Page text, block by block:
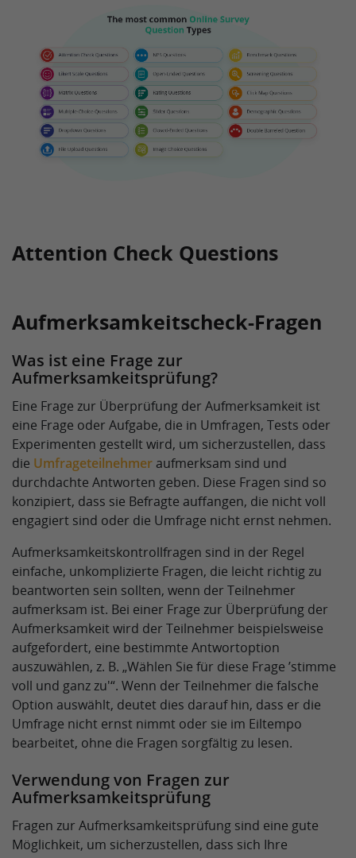
Attention Check Questions
Aufmerksamkeitscheck-Fragen
Was ist eine Frage zur
Aufmerksamkeitsprüfung?
Eine Frage zur Überprüfung der Aufmerksamkeit ist
eine Frage oder Aufgabe, die in Umfragen, Tests oder
Experimenten gestellt wird, um sicherzustellen, dass
die Umfrageteilnehmer aufmerksam sind und
durchdachte Antworten geben. Diese Fragen sind so
konzipiert, dass sie Befragte auffangen, die nicht voll
engagiert sind oder die Umfrage nicht ernst nehmen.
Aufmerksamkeitskontrollfragen sind in der Regel
einfache, unkomplizierte Fragen, die leicht richtig zu
beantworten sein sollten, wenn der Teilnehmer
aufmerksam ist. Bei einer Frage zur Überprüfung der
Aufmerksamkeit wird der Teilnehmer beispielsweise
aufgefordert, eine bestimmte Antwortoption
auszuwählen, z. B. „Wählen Sie für diese Frage ’stimme
voll und ganz zu'“. Wenn der Teilnehmer die falsche
Option auswählt, deutet dies darauf hin, dass er die
Umfrage nicht ernst nimmt oder sie im Eiltempo
bearbeitet, ohne die Fragen sorgfältig zu lesen.
Verwendung von Fragen zur
Aufmerksamkeitsprüfung
Fragen zur Aufmerksamkeitsprüfung sind eine gute
Möglichkeit, um sicherzustellen, dass sich Ihre